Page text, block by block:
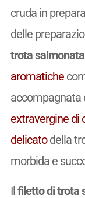
cruda in
delle
trota salmonata
aromatiche
accompagnata
extravergine di
delicatodella
morbida e
Ilfiletto di trota